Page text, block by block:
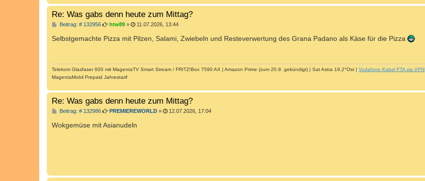
Re: Was gabs denn heute zum Mittag?
Beitrag: # 132956B
i
t
htw89» 11.07.2026, 13:44
Selbstgemachte Pizza mit Pilzen, Salami, Zwiebeln und Resteverwertung des Grana Padano als Käse für die Pizza
Telekom Glasfaser 600 mit MagentaTV Smart Stream / FRITZ!Box 7590 AX | Amazon Prime (zum 20.9. gekündigt) | Sat Astra 19,2°Ost | Vodafone Kabel FTA via VPN
MagentaMobil Prepaid Jahrestarif
Re: Was gabs denn heute zum Mittag?
Beitrag: # 132986B
i
t
PREMIEREWORLD» 12.07.2026, 17:04
Wokgemüse mit Asianudeln